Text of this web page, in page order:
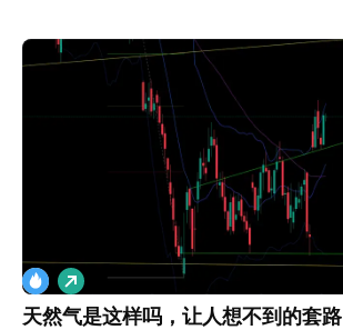
天然气是这样吗，让人想不到的套路
做
多